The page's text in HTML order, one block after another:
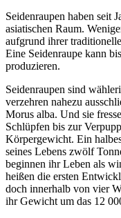
Seidenraupen haben seit
asiatischen Raum.
aufgrund ihrer
Eine Seidenraupe kann
produzieren.
Seidenraupen sind
verzehren nahezu
Morus alba. Und sie
Schlüpfen bis zur
Körpergewicht. Ein
seines Lebens zwölf
beginnen ihr Leben als
heißen die ersten
doch innerhalb von vier
ihr Gewicht um das 12